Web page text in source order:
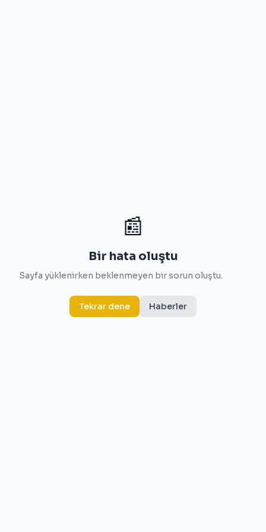
📰
Bir hata oluştu
Sayfa yüklenirken beklenmeyen bir sorun oluştu.
Tekrar dene Haberler